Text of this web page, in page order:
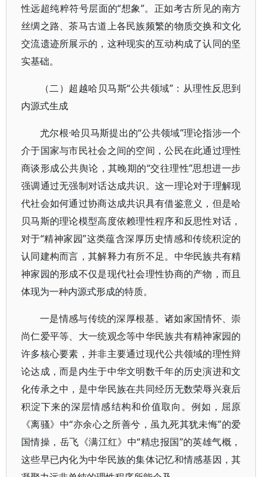
性远超纯粹符号层面的“想象”。正如考古所见的南方
丝绸之路、茶马古道上各民族频繁的物质交换和文化
交流遗迹所展示的，这种现实的互动构成了认同的坚
实基础。
（二）超越哈贝马斯“公共领域”：从理性反思到
内源式生成
尤尔根·哈贝马斯提出的“公共领域”理论指涉一个
介于国家与市民社会之间的空间，公民在此通过理性
商谈形成公共舆论，其晚期的“交往理性”思想进一步
强调通过无强制对话达成共识。这一理论对于理解现
代社会如何通过协商达成共识具有借鉴意义，但是哈
贝马斯的理论模型高度依赖理性程序和反思性对话，
对于“精神家园”这类蕴含深厚历史情感和传统积淀的
认同建构而言，其解释力有所不足。中华民族共有精
神家园的形成不仅是现代社会理性协商的产物，而且
体现为一种内源式形成的特质。
一是情感与传统的深厚根基。诸如家国情怀、崇
尚仁爱平等、大一统观念等中华民族共有精神家园的
许多核心要素，并非主要通过现代公共领域的理性辩
论达成，而是内生于中华文明数千年的历史演进和文
化传承之中，是中华民族在共同经历无数荣辱兴衰后
积淀下来的深层情感结构和价值取向。例如，屈原
《离骚》中“亦余心之所善兮，虽九死其犹未悔”的爱
国情操，岳飞《满江红》中“精忠报国”的英雄气概，
这些早已内化为中华民族的集体记忆和情感基因，其